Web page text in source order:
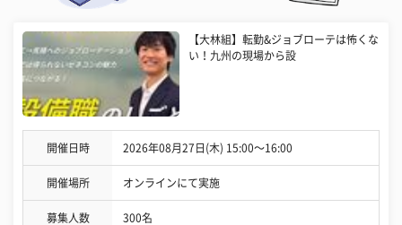
【大林組】転勤&ジョブローテは怖くな
い！九州の現場から設
開催日時 2026年08月27日(木) 15:00〜16:00
開催場所 オンラインにて実施
募集人数 300名